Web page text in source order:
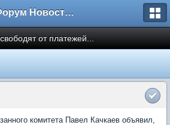
Форум Новостройки
от платежей...
комитета Павел Качкаев объявил,